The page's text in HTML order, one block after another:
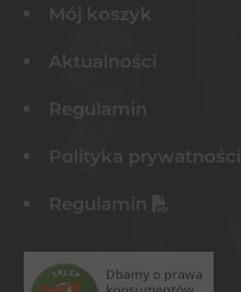
Mój koszyk
Aktualności
Regulamin
Polityka prywatności
Regulamin